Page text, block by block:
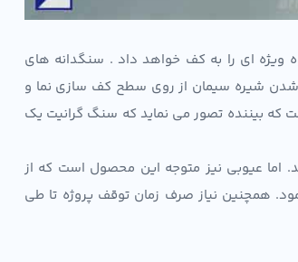
ای را به کف خواهد داد . سنگدانه های
شیره سیمان از روی سطح کف سازی نما و
که بیننده تصور می نماید که سنگ گرانیت یک
اما عیوبی نیز متوجه این محصول است که از
همچنین نیاز صرف زمان توقف پروژه تا طی